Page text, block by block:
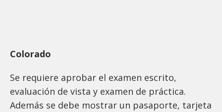
Colorado
Se requiere aprobar el examen escrito,
evaluación de vista y examen de práctica.
Además se debe mostrar un pasaporte, tarjeta